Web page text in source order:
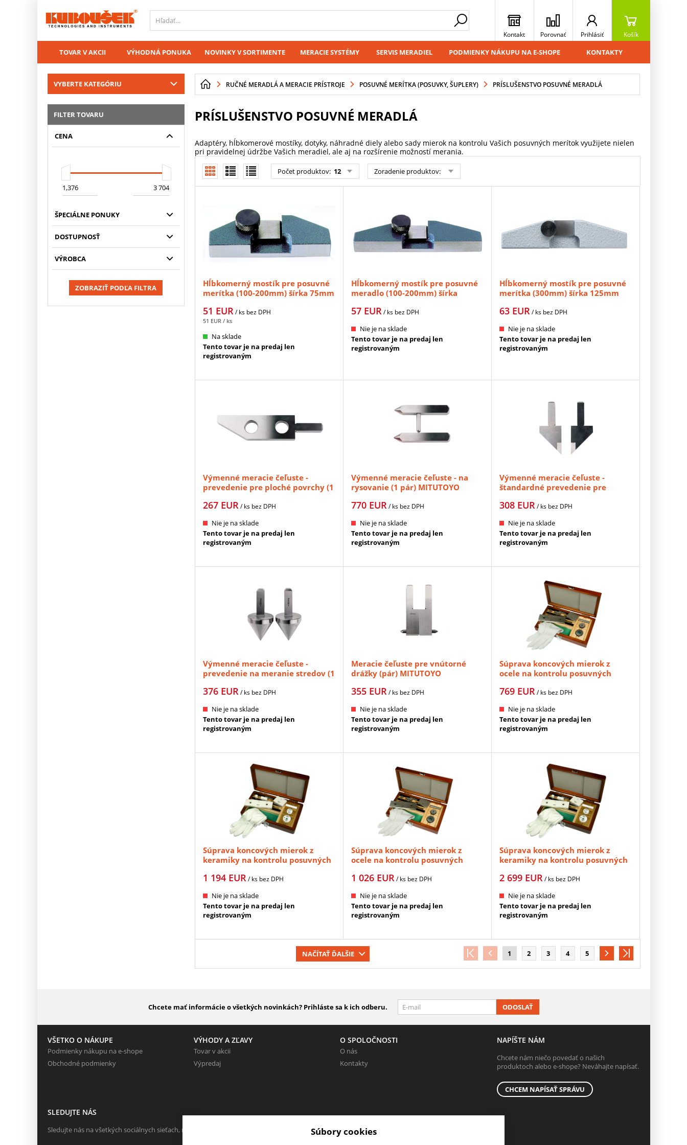
Kontakt Porovnať Prihlásiť Košík
TOVAR V AKCII VÝHODNÁ PONUKA NOVINKY V SORTIMENTE MERACIE SYSTÉMY SERVIS MERADIEL PODMIENKY NÁKUPU NA E-SHOPE KONTAKTY
VYBERTE KATEGÓRIU
FILTER TOVARU
CENA
ŠPECIÁLNE PONUKY
DOSTUPNOSŤ
VÝROBCA
ZOBRAZIŤ PODĽA FILTRA
RUČNÉ MERADLÁ A MERACIE PRÍSTROJE POSUVNÉ MERÍTKA (POSUVKY, ŠUPLERY) PRÍSLUŠENSTVO POSUVNÉ MERADLÁ
PRÍSLUŠENSTVO POSUVNÉ MERADLÁ
Adaptéry, hĺbkomerové mostíky, dotyky, náhradné diely alebo sady mierok na kontrolu Vašich posuvných merítok využijete nielen
pri pravidelnej údržbe Vašich meradiel, ale aj na rozšírenie možností merania.
Počet produktov: 12 Zoradenie produktov:
Hĺbkomerný mostík pre posuvné
merítka (100-200mm) šírka 75mm
51 EUR/ ks bez DPH
51 EUR/ ks
Na sklade
Tento tovar je na predaj len
registrovaným
Hĺbkomerný mostík pre posuvné
meradlo (100-200mm) šírka
57EUR/ ks bez DPH
Nie je na sklade
Tento tovar je na predaj len
registrovaným
Hĺbkomerný mostík pre posuvné
merítka (300mm) šírka 125mm
63 EUR/ ks bez DPH
Nie je na sklade
Tento tovar je na predaj len
registrovaným
Výmenné meracie čeľuste -
prevedenie pre ploché povrchy (1
267EUR/ ks bez DPH
Nie je na sklade
Tento tovar je na predaj len
registrovaným
Výmenné meracie čeľuste - na
rysovanie (1 pár) MITUTOYO
770EUR/ ks bez DPH
Nie je na sklade
Tento tovar je na predaj len
registrovaným
Výmenné meracie čeľuste -
štandardné prevedenie pre
(07CZA056)
308 EUR/ ks bez DPH
Nie je na sklade
Tento tovar je na predaj len
registrovaným
Výmenné meracie čeľuste -
prevedenie na meranie stredov (1
376EUR/ ks bez DPH
Nie je na sklade
Tento tovar je na predaj len
registrovaným
Meracie čeľuste pre vnútorné
drážky (pár) MITUTOYO
355EUR/ ks bez DPH
Nie je na sklade
Tento tovar je na predaj len
registrovaným
Súprava koncových mierok z
ocele na kontrolu posuvných
MITUTOYO (516-124-10)
769 EUR/ ks bez DPH
Nie je na sklade
Tento tovar je na predaj len
registrovaným
Súprava koncových mierok z
keramiky na kontrolu posuvných
MITUTOYO (516-150-10)
1 194EUR/ ks bez DPH
Nie je na sklade
Tento tovar je na predaj len
registrovaným
Súprava koncových mierok z
ocele na kontrolu posuvných
valčeková mierka, tr.pr. 1
1 026EUR/ ks bez DPH
Nie je na sklade
Tento tovar je na predaj len
registrovaným
Súprava koncových mierok z
keramiky na kontrolu posuvných
MITUTOYO (516-566-10)
2 699 EUR / ks bez DPH
Nie je na sklade
Tento tovar je na predaj len
registrovaným
NAČÍTAŤ ĎALŠIE 1 2 3 4 5
Chcete mať informácie o všetkých novinkách? Prihláste sa k ich odberu. ODOSLAŤ
VŠETKO O NÁKUPE
Podmienky nákupu na e-shope
Obchodné podmienky
VÝHODY A ZĽAVY
Tovar v akcii
Výpredaj
O SPOLOČNOSTI
O nás
Kontakty
NAPÍŠTE NÁM
Chcete nám niečo povedať o našich
produktoch alebo e-shope? Neváhajte napísať.
CHCEM NAPÍSAŤ SPRÁVU
SLEDUJTE NÁS
Sledujte nás na všetkých sociálnych sieťach, nech Vám nič neunikne! Súbory cookies